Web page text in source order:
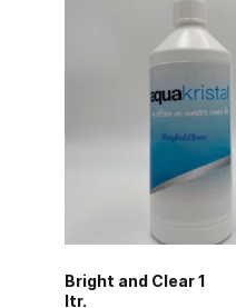
Bright and Clear 1
ltr.